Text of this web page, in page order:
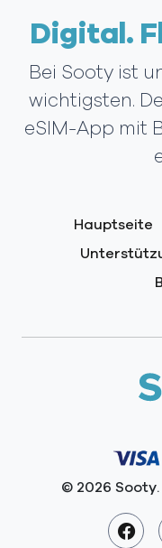
Digital.
Bei Sooty ist
wichtigsten.
eSIM-App mit
Hauptseite
© 2026